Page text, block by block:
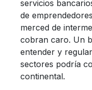
servicios
de
merced de
cobran caro. Un
entender y
sectores podría
continental.